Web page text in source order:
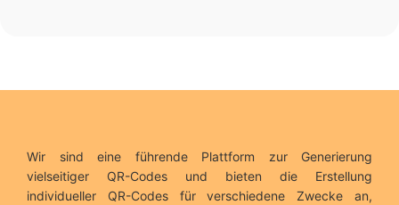
Wir sind eine führende Plattform zur Generierung
vielseitiger QR-Codes und bieten die Erstellung
individueller QR-Codes für verschiedene Zwecke an,